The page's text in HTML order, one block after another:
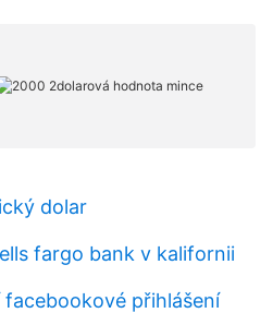
dolar
fargo bank v kalifornii
přihlášení